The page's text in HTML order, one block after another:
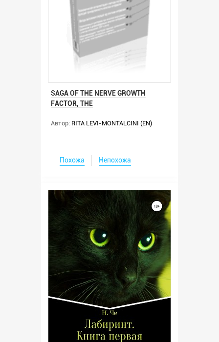
SAGA OF THE NERVE GROWTH
FACTOR, THE
Автор: RITA LEVI-MONTALCINI (EN)
Похожа Непохожа